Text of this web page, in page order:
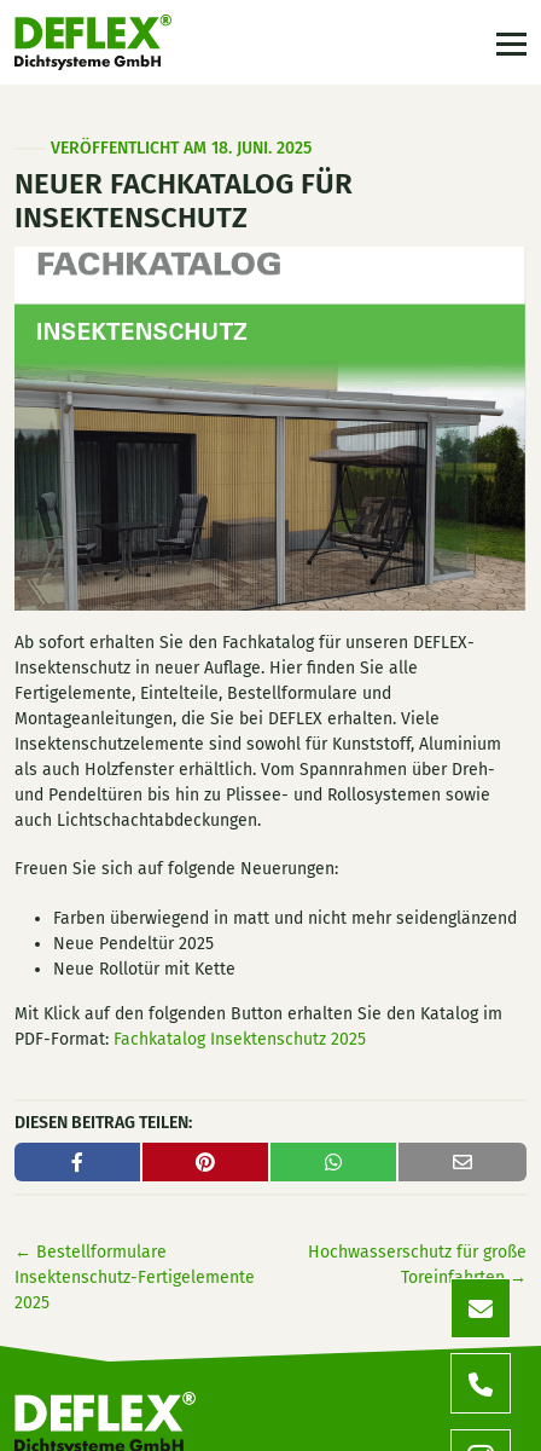
VERÖFFENTLICHT AM 18. JUNI. 2025
NEUER FACHKATALOG FÜR
INSEKTENSCHUTZ
Ab sofort erhalten Sie den Fachkatalog für unseren DEFLEX-
Insektenschutz in neuer Auflage. Hier finden Sie alle
Fertigelemente, Eintelteile, Bestellformulare und
Montageanleitungen, die Sie bei DEFLEX erhalten. Viele
Insektenschutzelemente sind sowohl für Kunststoff, Aluminium
als auch Holzfenster erhältlich. Vom Spannrahmen über Dreh-
und Pendeltüren bis hin zu Plissee- und Rollosystemen sowie
auch Lichtschachtabdeckungen.
Freuen Sie sich auf folgende Neuerungen:
Farben überwiegend in matt und nicht mehr seidenglänzend
Neue Pendeltür 2025
Neue Rollotür mit Kette
Mit Klick auf den folgenden Button erhalten Sie den Katalog im
PDF-Format: Fachkatalog Insektenschutz 2025
DIESEN BEITRAG TEILEN:
← Bestellformulare
Insektenschutz-Fertigelemente
2025
Hochwasserschutz für große
Toreinfahrten→